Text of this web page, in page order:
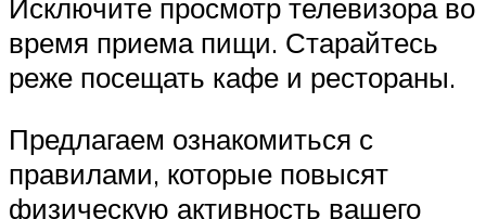
Исключите просмотр телевизора во
время приема пищи. Старайтесь
реже посещать кафе и рестораны.
Предлагаем ознакомиться с
правилами, которые повысят
физическую активность вашего